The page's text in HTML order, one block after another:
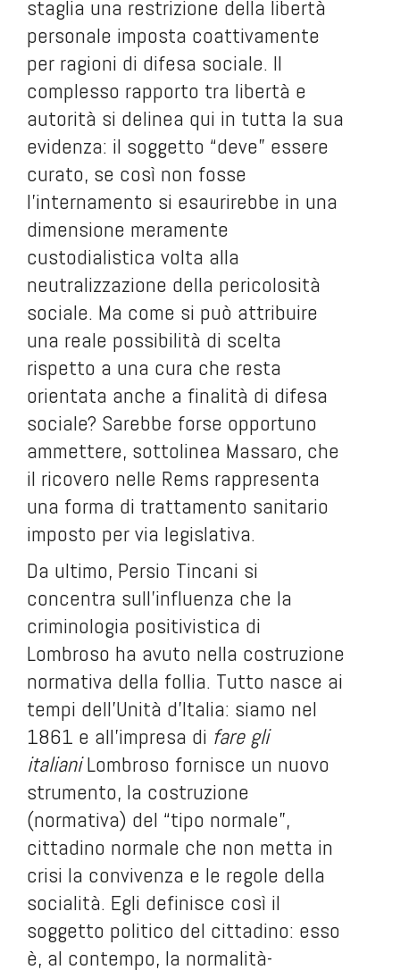
staglia una restrizione della libertà
personale imposta coattivamente
per ragioni di difesa sociale. Il
complesso rapporto tra libertà e
autorità si delinea qui in tutta la sua
evidenza: il soggetto “deve” essere
curato, se così non fosse
l’internamento si esaurirebbe in una
dimensione meramente
custodialistica volta alla
neutralizzazione della pericolosità
sociale. Ma come si può attribuire
una reale possibilità di scelta
rispetto a una cura che resta
orientata anche a finalità di difesa
sociale? Sarebbe forse opportuno
ammettere, sottolinea Massaro, che
il ricovero nelle Rems rappresenta
una forma di trattamento sanitario
imposto per via legislativa.
Da ultimo, Persio Tincani si
concentra sull’influenza che la
criminologia positivistica di
Lombroso ha avuto nella costruzione
normativa della follia. Tutto nasce ai
tempi dell’Unità d’Italia: siamo nel
1861 e all’impresa di fare gli
italianiLombroso fornisce un nuovo
strumento, la costruzione
(normativa) del “tipo normale”,
cittadino normale che non metta in
crisi la convivenza e le regole della
socialità. Egli definisce così il
soggetto politico del cittadino: esso
è, al contempo, la normalità-